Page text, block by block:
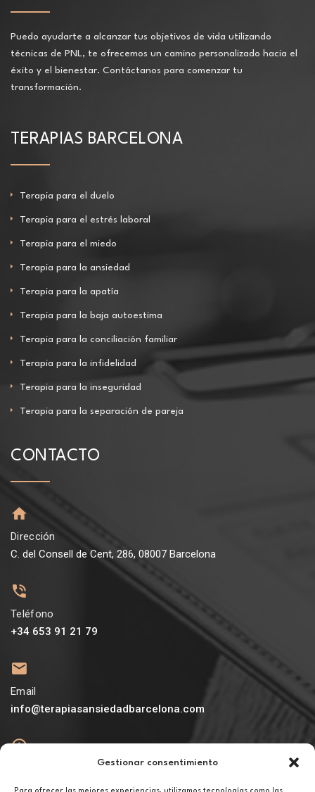
Gestionar consentimiento
Puedo ayudarte a alcanzar tus objetivos de vida utilizando
técnicas de PNL, te ofrecemos un camino personalizado hacia el
éxito y el bienestar. Contáctanos para comenzar tu
transformación.
TERAPIAS BARCELONA
Terapia para el duelo
Terapia para el estrés laboral
Terapia para el miedo
Terapia para la ansiedad
Terapia para la apatía
Terapia para la baja autoestima
Terapia para la conciliación familiar
Terapia para la infidelidad
Terapia para la inseguridad
Terapia para la separación de pareja
CONTACTO
Dirección
C. del Consell de Cent, 286, 08007 Barcelona
Teléfono
+34 653 91 21 79
Email
info@terapiasansiedadbarcelona.com
De lunes a viernes de 10h a 20h